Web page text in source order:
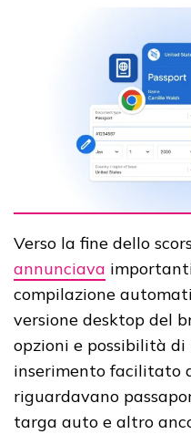
Verso la fine dello
annunciava
compilazione
versione desktop del
opzioni e possibilità di
inserimento facilitato
riguardavano
targa auto e altro